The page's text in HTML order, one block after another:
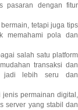
pasaran dengan fitur
tetapi juga tips
memahami pola dan
salah satu platform
transaksi dan
jadi lebih seru dan
jenis permainan digital,
server yang stabil dan